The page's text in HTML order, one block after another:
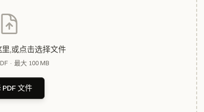
,或点击选择文件
· 最大 100 MB
PDF 文件